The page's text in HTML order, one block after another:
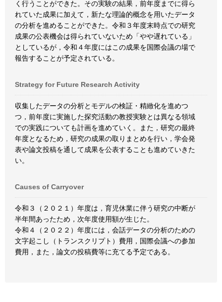
く行うことができた。その実験の結果，前年度までに得ら
れていた成果に加えて，新たな理論的概念を用いたデータ
の分析を進めることができた。令和３年度末時点での研究
成果の公表機会は得られていないため「やや遅れている」
としているが，令和４年度にはこの成果を国際会議の場で
報告することが予定されている。
Strategy for Future Research Activity
収集したデータの分析とモデルの検証・精緻化を進めつ
つ，前年度に実施した探究活動の教授実験とは異なる領域
での実践についても計画を進めていく。また，研究の最終
年度となるため，研究の成果の取りまとめを行い，学会発
表や論文投稿を通して成果を公表することも進めていきた
い。
Causes of Carryover
令和３（２０２１）年度は，育児休業に伴う研究の中断が
半年間あったため，次年度使用額が生じた。
令和４（２０２２）年度には，会話データの分析のための
文字起こし（トランスクリプト）費用，国際会議への参加
費用，また，論文の投稿費等に充てる予定である。